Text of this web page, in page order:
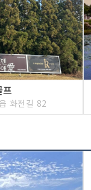
화전길 82